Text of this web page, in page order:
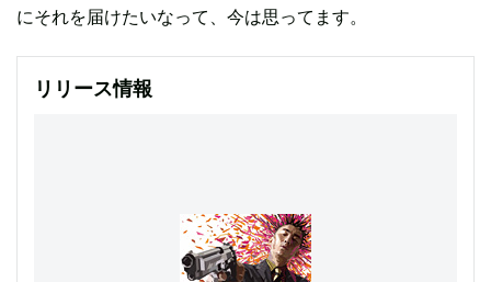
にそれを届けたいなって、今は思ってます。
リリース情報